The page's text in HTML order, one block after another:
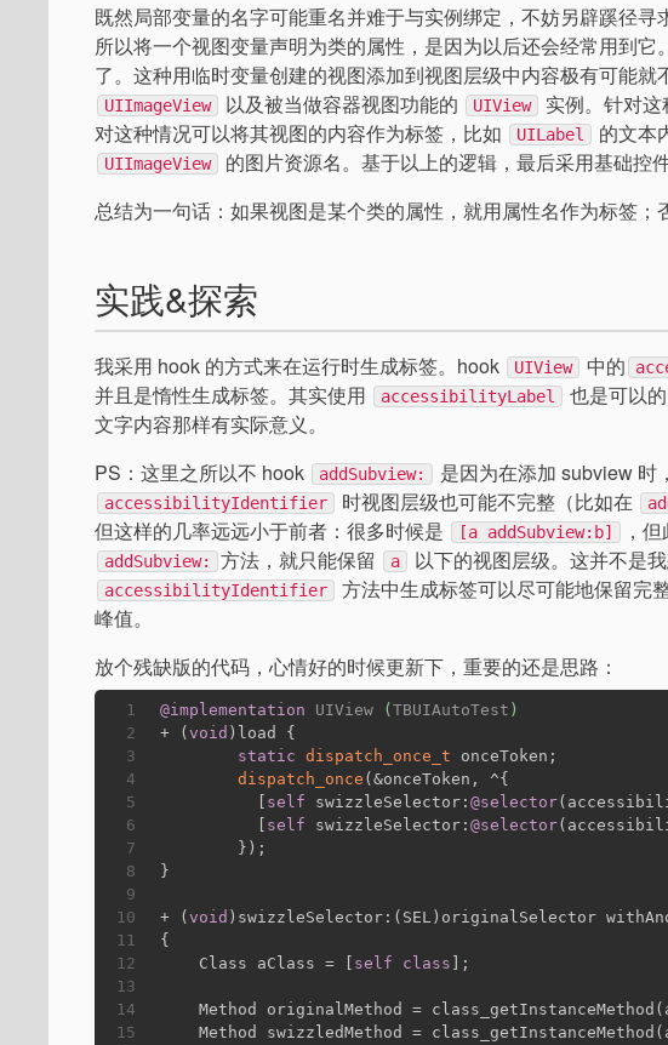
既然局部变量的名字可能重名并难于与实例绑定，不妨另辟蹊径
所以将一个视图变量声明为类的属性，是因为以后还会经常用到
了。这种用临时变量创建的视图添加到视图层级中内容极有可能就
UIImageView 以及被当做容器视图功能的 UIView
实例。针对
对这种情况可以将其视图的内容作为标签，比如
UILabel 的文本
UIImageView
的图片资源名。基于以上的逻辑，最后采用基础控
总结为一句话：如果视图是某个类的属性，就用属性名作为标签；
实践&探索
我采用 hook 的方式来在运行时生成标签。hook UIView 中的
并且是惰性生成标签。其实使用
accessibilityLabel
也是可以
文字内容那样有实际意义。
PS：这里之所以不 hook
addSubview: 是因为在添加 subview 时
accessibilityIdentifier 时视图层级也可能不完整（比如在
但这样的几率远远小于前者：很多时候是
[a addSubview:b] ，
addSubview: 方法，就只能保留 a 以下的视图层级。这并不是
accessibilityIdentifier
方法中生成标签可以尽可能地保留完
峰值。
放个残缺版的代码，心情好的时候更新下，重要的还是思路：
1
2
3
4
5
6
7
8
9
10
11
12
13
14
15
@implementation UIView ( TBUIAutoTest )
+ ( void )load {
static dispatch_once_t onceToken;
dispatch_once (&onceToken, ^{
self swizzleSelector: @selector
self swizzleSelector: @selector
	});
}
+ ( void )swizzleSelector:(SEL)originalSelector
{
    Class aClass = [
self class ];
Method originalMethod =
Method swizzledMethod =